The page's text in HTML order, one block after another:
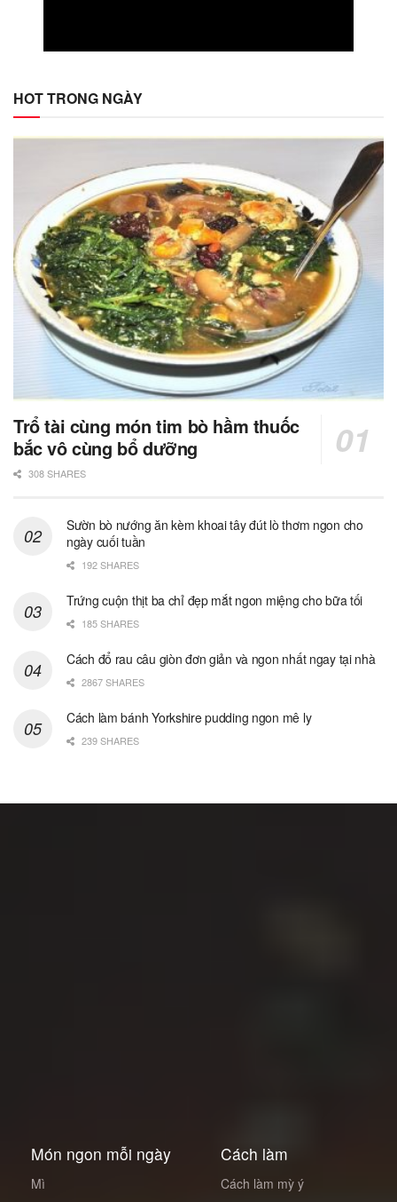
HOT TRONG NGÀY
Trổ tài cùng món tim bò hầm thuốc
bắc vô cùng bổ dưỡng
308 SHARES
Sườn bò nướng ăn kèm khoai tây đút lò thơm ngon cho
ngày cuối tuần
192 SHARES
Trứng cuộn thịt ba chỉ đẹp mắt ngon miệng cho bữa tối
185 SHARES
Cách đổ rau câu giòn đơn giản và ngon nhất ngay tại nhà
2867 SHARES
Cách làm bánh Yorkshire pudding ngon mê ly
239 SHARES
Món ngon mỗi ngày
Mì
Cách làm
Cách làm mỳ ý